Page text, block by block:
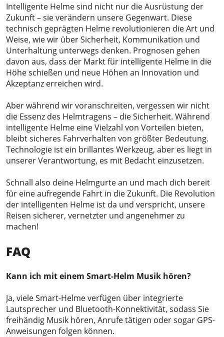
Intelligente Helme sind nicht nur die Ausrüstung der
Zukunft – sie verändern unsere Gegenwart. Diese
technisch geprägten Helme revolutionieren die Art und
Weise, wie wir über Sicherheit, Kommunikation und
Unterhaltung unterwegs denken. Prognosen gehen
davon aus, dass der Markt für intelligente Helme in die
Höhe schießen und neue Höhen an Innovation und
Akzeptanz erreichen wird.
Aber während wir voranschreiten, vergessen wir nicht
die Essenz des Helmtragens – die Sicherheit. Während
intelligente Helme eine Vielzahl von Vorteilen bieten,
bleibt sicheres Fahrverhalten von größter Bedeutung.
Technologie ist ein brillantes Werkzeug, aber es liegt in
unserer Verantwortung, es mit Bedacht einzusetzen.
Schnall also deine Helmgurte an und mach dich bereit
für eine aufregende Fahrt in die Zukunft. Die Revolution
der intelligenten Helme ist da und verspricht, unsere
Reisen sicherer, vernetzter und angenehmer zu
machen!
FAQ
Kann ich mit einem Smart-Helm Musik hören?
Ja, viele Smart-Helme verfügen über integrierte
Lautsprecher und Bluetooth-Konnektivität, sodass Sie
freihändig Musik hören, Anrufe tätigen oder sogar GPS-
Anweisungen folgen können.